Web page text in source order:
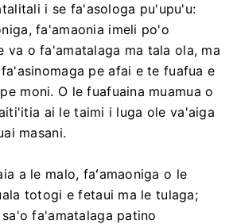
i se fa'asologa pu'upu'u:
fa'amaonia imeli po'o
o fa'amatalaga ma tala ola, ma
pe afai e te fuafua e
moni. O le fuafuaina muamua o
ai le taimi i luga ole va'aiga
masani.
a le malo, faʻamaoniga o le
totogi e fetaui ma le tulaga;
fa'amatalaga patino